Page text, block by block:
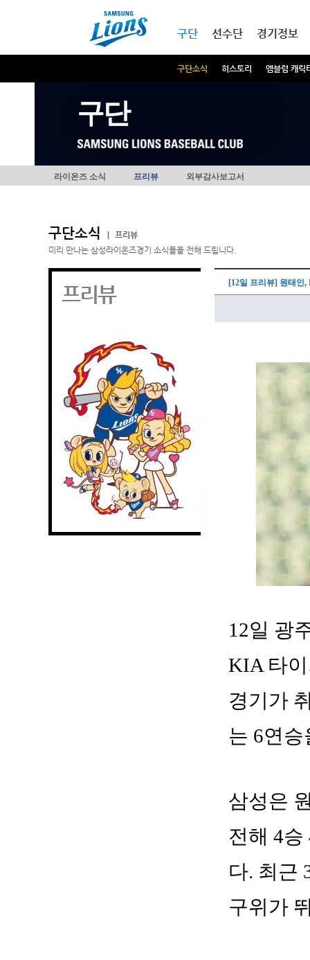
구단
구단소식 히스토리 엠블럼 캐릭
선수단 경기정보
구단
라이온즈 소식 프리뷰 외부감사보고서
구단소식
프리뷰
미리 만나는 삼성라이온즈경기 소식들을 전해 드립니다.
프리뷰 [12일 프리뷰] 원태인
12일 광
KIA 타
경기가
는 6연
삼성은
전해 4
다. 최근
구위가